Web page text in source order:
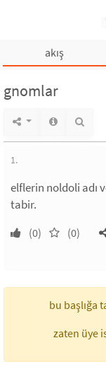
akış
gnomlar
1.
elflerin noldoli adı
tabir.
(0) (0)
bu başlığa
zaten üye